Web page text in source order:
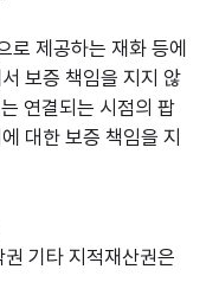
제공하는 재화 등에
보증 책임을 지지 않
연결되는 시점의 팝
대한 보증 책임을 지
기타 지적재산권은